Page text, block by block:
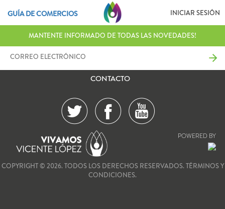
GUÍA DE COMERCIOS INICIAR SESIÓN
MANTENTE INFORMADO DE TODAS LAS NOVEDADES!
CONTACTO
POWERED BY
COPYRIGHT © 2026. TODOS LOS DERECHOS RESERVADOS. TÉRMINOS Y
CONDICIONES.